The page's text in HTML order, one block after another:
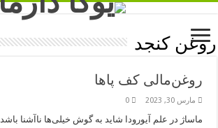
روغن کنجد
روغن‌مالی کف پاها
مارس 30, 2023 0
ماساژ در علم آیورودا شاید به گوش خیلی‌ها ناآشنا